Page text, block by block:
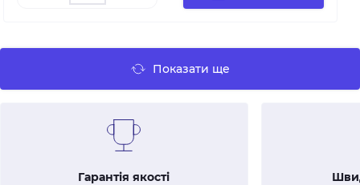
Показати ще
Гарантія якості